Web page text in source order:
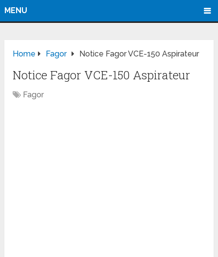
MENU
Home Fagor Notice Fagor VCE-150 Aspirateur
Notice Fagor VCE-150 Aspirateur
Fagor